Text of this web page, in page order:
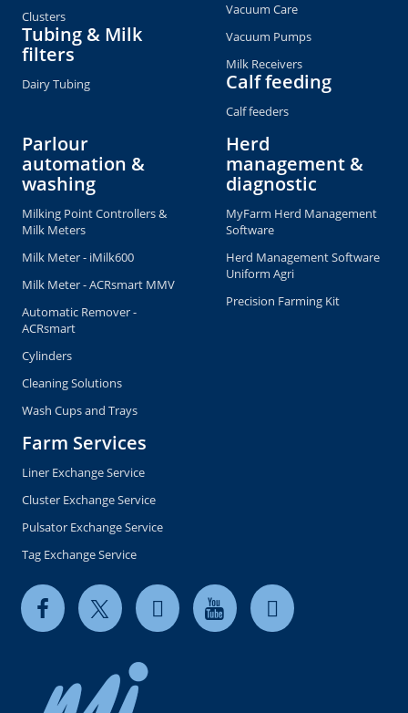
Clusters
Tubing & Milk
filters
Dairy Tubing
Vacuum Care
Vacuum Pumps
Milk Receivers
Calf feeding
Calf feeders
Parlour
automation &
washing
Milking Point Controllers &
Milk Meters
Milk Meter - iMilk600
Milk Meter - ACRsmart MMV
Automatic Remover -
ACRsmart
Cylinders
Cleaning Solutions
Wash Cups and Trays
Herd
management &
diagnostic
MyFarm Herd Management
Software
Herd Management Software
Uniform Agri
Precision Farming Kit
Farm Services
Liner Exchange Service
Cluster Exchange Service
Pulsator Exchange Service
Tag Exchange Service